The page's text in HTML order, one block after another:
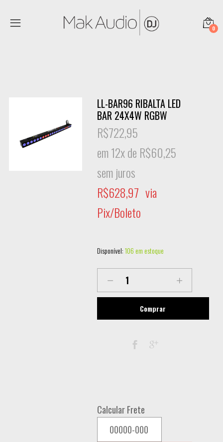
0
LL-BAR96 RIBALTA LED
BAR 24X4W RGBW
R$722,95
em 12x de R$60,25
sem juros
R$628,97 via
Pix/Boleto
Disponível:106 em estoque
BAR96
LED
24X4W
Comprar
Calcular Frete